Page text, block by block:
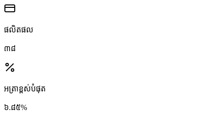
ផលិតផល
៣៨
អត្រា​ខ្ពស់​បំផុត
៦.៨៥%